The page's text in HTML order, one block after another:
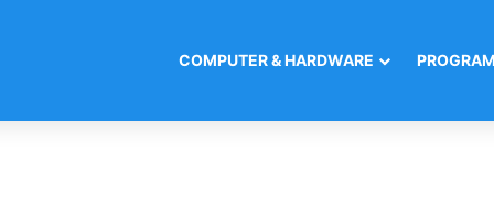
COMPUTER & HARDWARE